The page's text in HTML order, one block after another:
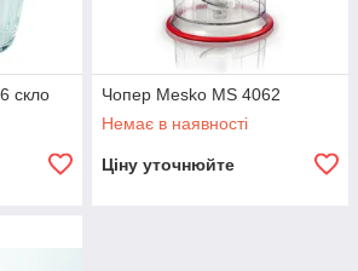
скло
Чопер Mesko MS 4062
Немає в наявності
Ціну уточнюйте